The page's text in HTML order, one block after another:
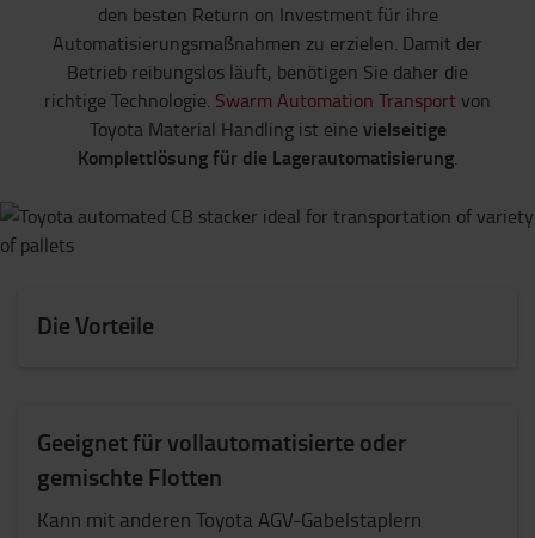
den besten Return on Investment für ihre
Automatisierungsmaßnahmen zu erzielen. Damit der
Betrieb reibungslos läuft, benötigen Sie daher die
richtige Technologie. Swarm Automation Transport von
Toyota Material Handling ist eine vielseitige
Komplettlösung für die Lagerautomatisierung.
Die Vorteile
Geeignet für vollautomatisierte oder
gemischte Flotten
Kann mit anderen Toyota AGV-Gabelstaplern